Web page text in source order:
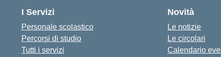
I Servizi
Personale scolastico
Percorsi di studio
Tutti i servizi
Novità
Le notizie
Le circolari
Calendario